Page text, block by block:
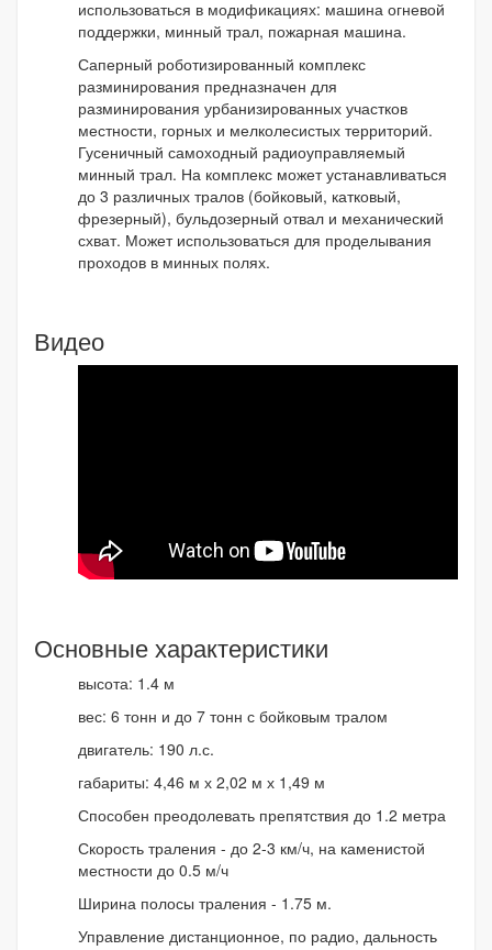
использоваться в модификациях: машина огневой
поддержки, минный трал, пожарная машина.
Саперный роботизированный комплекс
разминирования предназначен для
разминирования урбанизированных участков
местности, горных и мелколесистых территорий.
Гусеничный самоходный радиоуправляемый
минный трал. На комплекс может устанавливаться
до 3 различных тралов (бойковый, катковый,
фрезерный), бульдозерный отвал и механический
схват. Может использоваться для проделывания
проходов в минных полях.
Видео
Основные характеристики
высота: 1.4 м
вес: 6 тонн и до 7 тонн с бойковым тралом
двигатель: 190 л.с.
габариты: 4,46 м х 2,02 м х 1,49 м
Способен преодолевать препятствия до 1.2 метра
Скорость траления - до 2-3 км/ч, на каменистой
местности до 0.5 м/ч
Ширина полосы траления - 1.75 м.
Управление дистанционное, по радио, дальность